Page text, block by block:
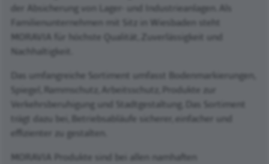
der Absicherung von Lager- und Industrieanlagen. Als
Familienunternehmen mit Sitz in Wiesbaden steht
MORAVIA für höchste Qualität, Zuverlässigkeit und
Nachhaltigkeit.
Das umfangreiche Sortiment umfasst Bodenmarkierungen,
Spiegel, Rammschutz, Arbeitsschutz, Produkte zur
Verkehrsberuhigung und Stadtgestaltung. Das Sortiment
trägt dazu bei, Betriebsabläufe sicherer, einfacher und
effizienter zu gestalten.
MORAVIA Produkte sind bei allen namhaften